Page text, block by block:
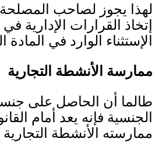
لهذا يجوز لصاحب
إتخاذ القرارات الإدارية
الإستثناء الوارد في
ممارسة الأنشطة التجارية
طالما أن الحاصل على
الجنسية فإنه يعد أمام
ممارسته الأنشطة التجارية